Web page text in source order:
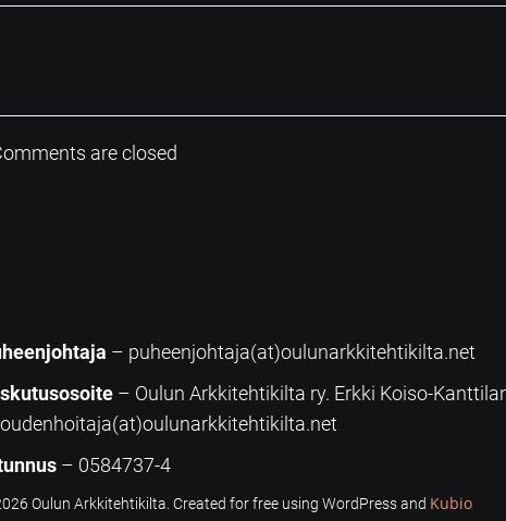
are closed
– puheenjohtaja(at)oulunarkkitehtikilta.net
– Oulun Arkkitehtikilta ry. Erkki Koiso-
– 0584737-4
Oulun Arkkitehtikilta. Created for free using WordPress and Kubio